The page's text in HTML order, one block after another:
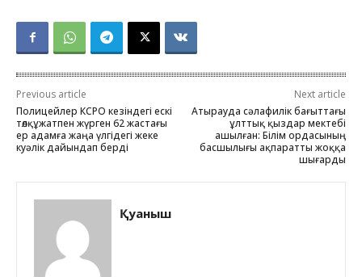
Previous article
Полицейлер КСРО кезіндегі ескі
төлқұжатпен жүрген 62 жастағы
ер адамға жаңа үлгідегі жеке
куәлік дайындап берді
Next article
Атырауда сәлафилік бағыттағы
ұлттық қыздар мектебі
ашылған: Білім ордасының
басшылығы ақпаратты жоққа
шығарды
Қуаныш